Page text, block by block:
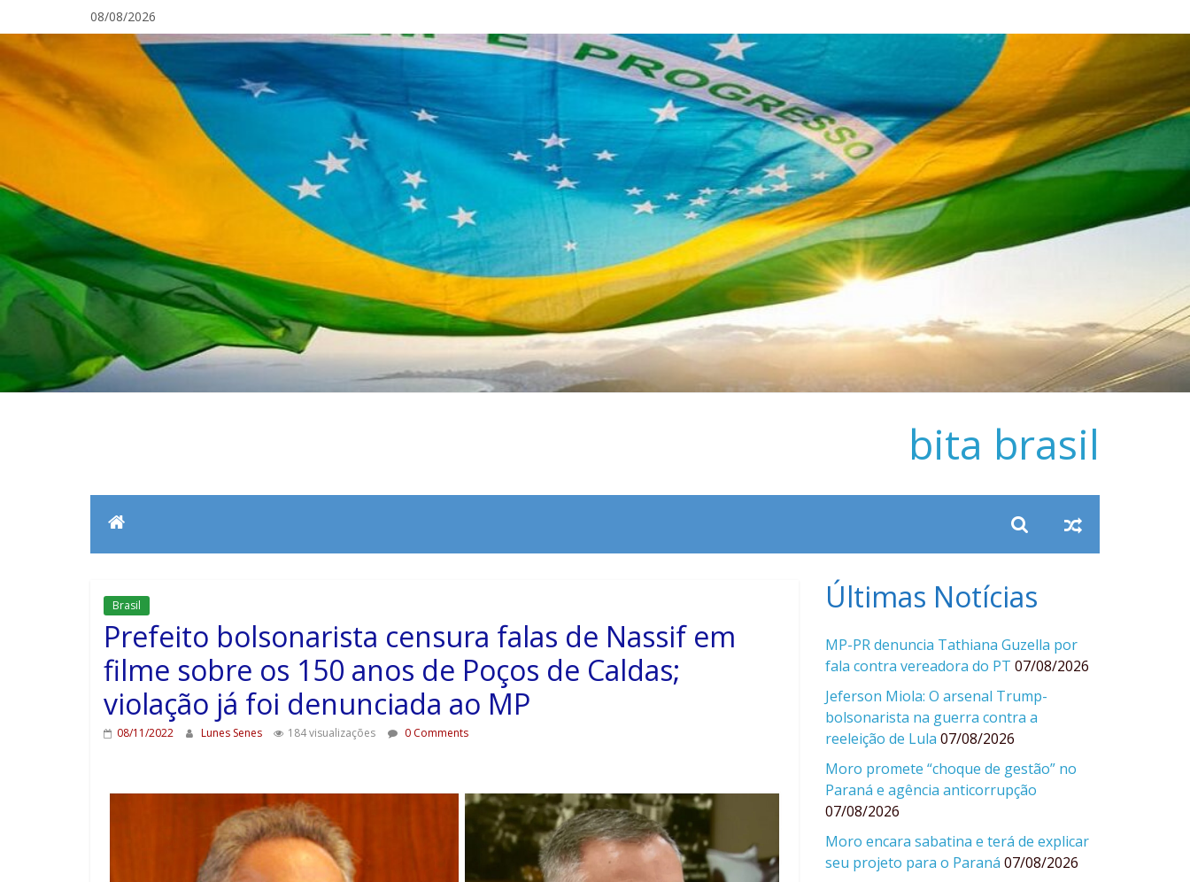
para
conteúdo
08/08/2026
bita brasil
Brasil
Prefeito bolsonarista censura falas de Nassif em
filme sobre os 150 anos de Poços de Caldas;
violação já foi denunciada ao MP
08/11/2022 Lunes Senes 184 visualizações 0 Comments
Últimas Notícias
MP-PR denuncia Tathiana Guzella por
fala contra vereadora do PT 07/08/2026
Jeferson Miola: O arsenal Trump-
bolsonarista na guerra contra a
reeleição de Lula 07/08/2026
Moro promete “choque de gestão” no
Paraná e agência anticorrupção
07/08/2026
Moro encara sabatina e terá de explicar
seu projeto para o Paraná 07/08/2026